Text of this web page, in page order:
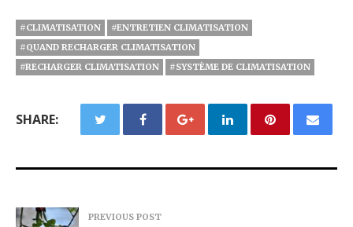
#CLIMATISATION
#ENTRETIEN CLIMATISATION
#QUAND RECHARGER CLIMATISATION
#RECHARGER CLIMATISATION
#SYSTÈME DE CLIMATISATION
SHARE:
PREVIOUS POST